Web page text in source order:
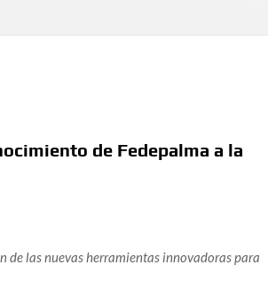
de Fedepalma a la
de las nuevas herramientas innovadoras para